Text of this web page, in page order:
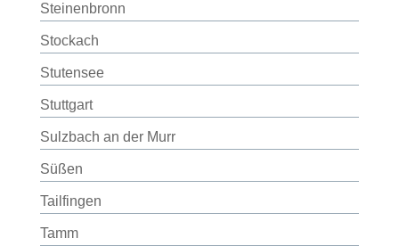
Steinenbronn
Stockach
Stutensee
Stuttgart
Sulzbach an der Murr
Süßen
Tailfingen
Tamm